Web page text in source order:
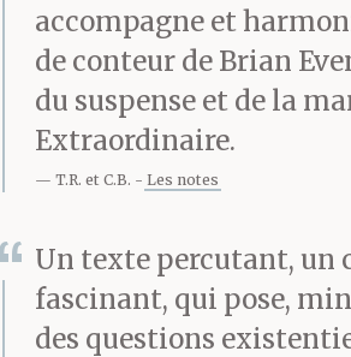
accompagne et
de conteur de Brian
du suspense et de la
Extraordinaire.
T.R. et C.B. Les notes
Un texte percutant, un
fascinant, qui pose,
des questions